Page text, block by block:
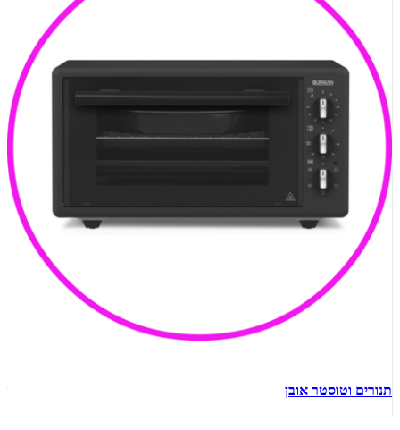
תנורים וטוסטר אובן